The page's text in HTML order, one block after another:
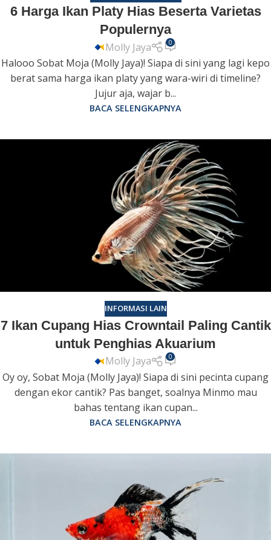
6 Harga Ikan Platy Hias Beserta Varietas
Populernya
Molly Jaya 0
Halooo Sobat Moja (Molly Jaya)! Siapa di sini yang lagi kepo
berat sama harga ikan platy yang wara-wiri di timeline?
Jujur aja, wajar b...
BACA SELENGKAPNYA
INFORMASI LAIN
7 Ikan Cupang Hias Crowntail Paling Cantik
untuk Penghias Akuarium
Molly Jaya 0
Oy oy, Sobat Moja (Molly Jaya)! Siapa di sini pecinta cupang
dengan ekor cantik? Pas banget, soalnya Minmo mau
bahas tentang ikan cupan...
BACA SELENGKAPNYA